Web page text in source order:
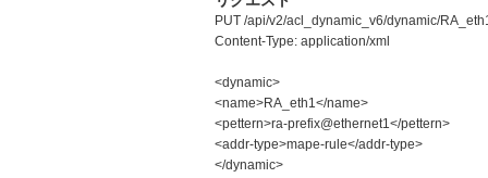
PUT /api/v2/acl_dynamic_v6/dynamic/
Content-Type: application/xml
<dynamic>
<name>RA_eth1</name>
<pettern>ra-prefix@ethernet1</pettern>
<addr-type>mape-rule</addr-type>
</dynamic>